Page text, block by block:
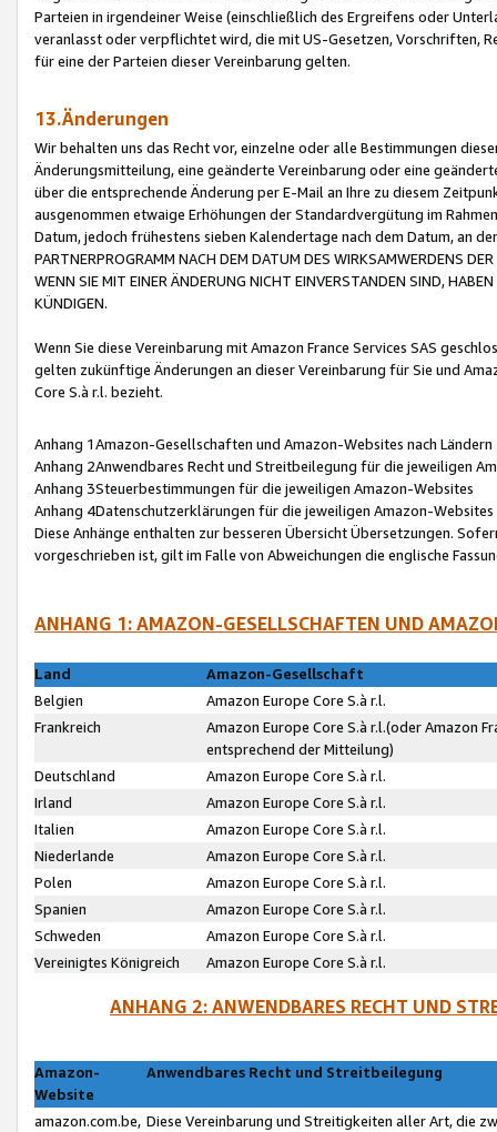
Parteien in irgendeiner Weise (einschließlich des Ergreifens oder
veranlasst oder verpflichtet wird, die mit US-Gesetzen, Vorschriften,
für eine der Parteien dieser Vereinbarung gelten.
13.Änderungen
Wir behalten uns das Recht vor, einzelne oder alle Bestimmungen
Änderungsmitteilung, eine geänderte Vereinbarung oder eine
über die entsprechende Änderung per E-Mail an Ihre zu diesem
ausgenommen etwaige Erhöhungen der Standardvergütung im
Datum, jedoch frühestens sieben Kalendertage nach dem Datum, an
PARTNERPROGRAMM NACH DEM DATUM DES WIRKSAMWERDENS
WENN SIE MIT EINER ÄNDERUNG NICHT EINVERSTANDEN SIND,
KÜNDIGEN.
Wenn Sie diese Vereinbarung mit Amazon France Services SAS
gelten zukünftige Änderungen an dieser Vereinbarung für Sie und
Core S.à r.l. bezieht.
Anhang 1Amazon-Gesellschaften und Amazon-Websites nach Ländern
Anhang 2Anwendbares Recht und Streitbeilegung für die jeweiligen
Anhang 3Steuerbestimmungen für die jeweiligen Amazon-Websites
Anhang 4Datenschutzerklärungen für die jeweiligen Amazon-Websites
Diese Anhänge enthalten zur besseren Übersicht Übersetzungen.
vorgeschrieben ist, gilt im Falle von Abweichungen die englische
ANHANG 1: AMAZON-GESELLSCHAFTEN UND
Land
Amazon-Gesellschaft
Belgien
Amazon Europe Core S.à r.l.
Frankreich
Amazon Europe Core S.à r.l.(oder Amazon
entsprechend der Mitteilung)
Deutschland
Amazon Europe Core S.à r.l.
Irland
Amazon Europe Core S.à r.l.
Italien
Amazon Europe Core S.à r.l.
Niederlande
Amazon Europe Core S.à r.l.
Polen
Amazon Europe Core S.à r.l.
Spanien
Amazon Europe Core S.à r.l.
Schweden
Amazon Europe Core S.à r.l.
Vereinigtes Königreich
Amazon Europe Core S.à r.l.
ANHANG 2: ANWENDBARES RECHT UND
Amazon-
Website
Anwendbares Recht und Streitbeilegung
amazon.com.be, Diese Vereinbarung und Streitigkeiten aller Art, die